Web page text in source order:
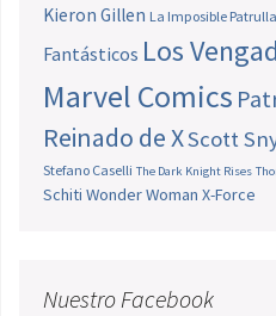
Kieron Gillen La Imposible
Fantásticos Los
Marvel Comics
Reinado de XScott
Stefano Caselli The Dark Knight Rises
Schiti Wonder Woman X-Force
Nuestro Facebook